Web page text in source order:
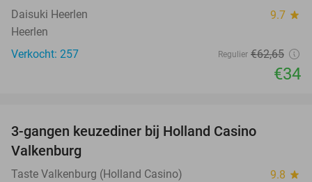
Daisuki Heerlen 9.7 star
Heerlen
Verkocht: 257
Regulier €62,65
€34
3-gangen keuzediner bij Holland Casino
Valkenburg
Taste Valkenburg (Holland Casino) 9.8 star